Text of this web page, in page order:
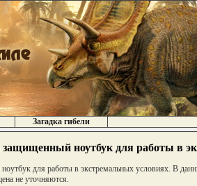
Загадка гибели
ноутбук для работы в
для работы в экстремальных условиях. В
не уточняются.